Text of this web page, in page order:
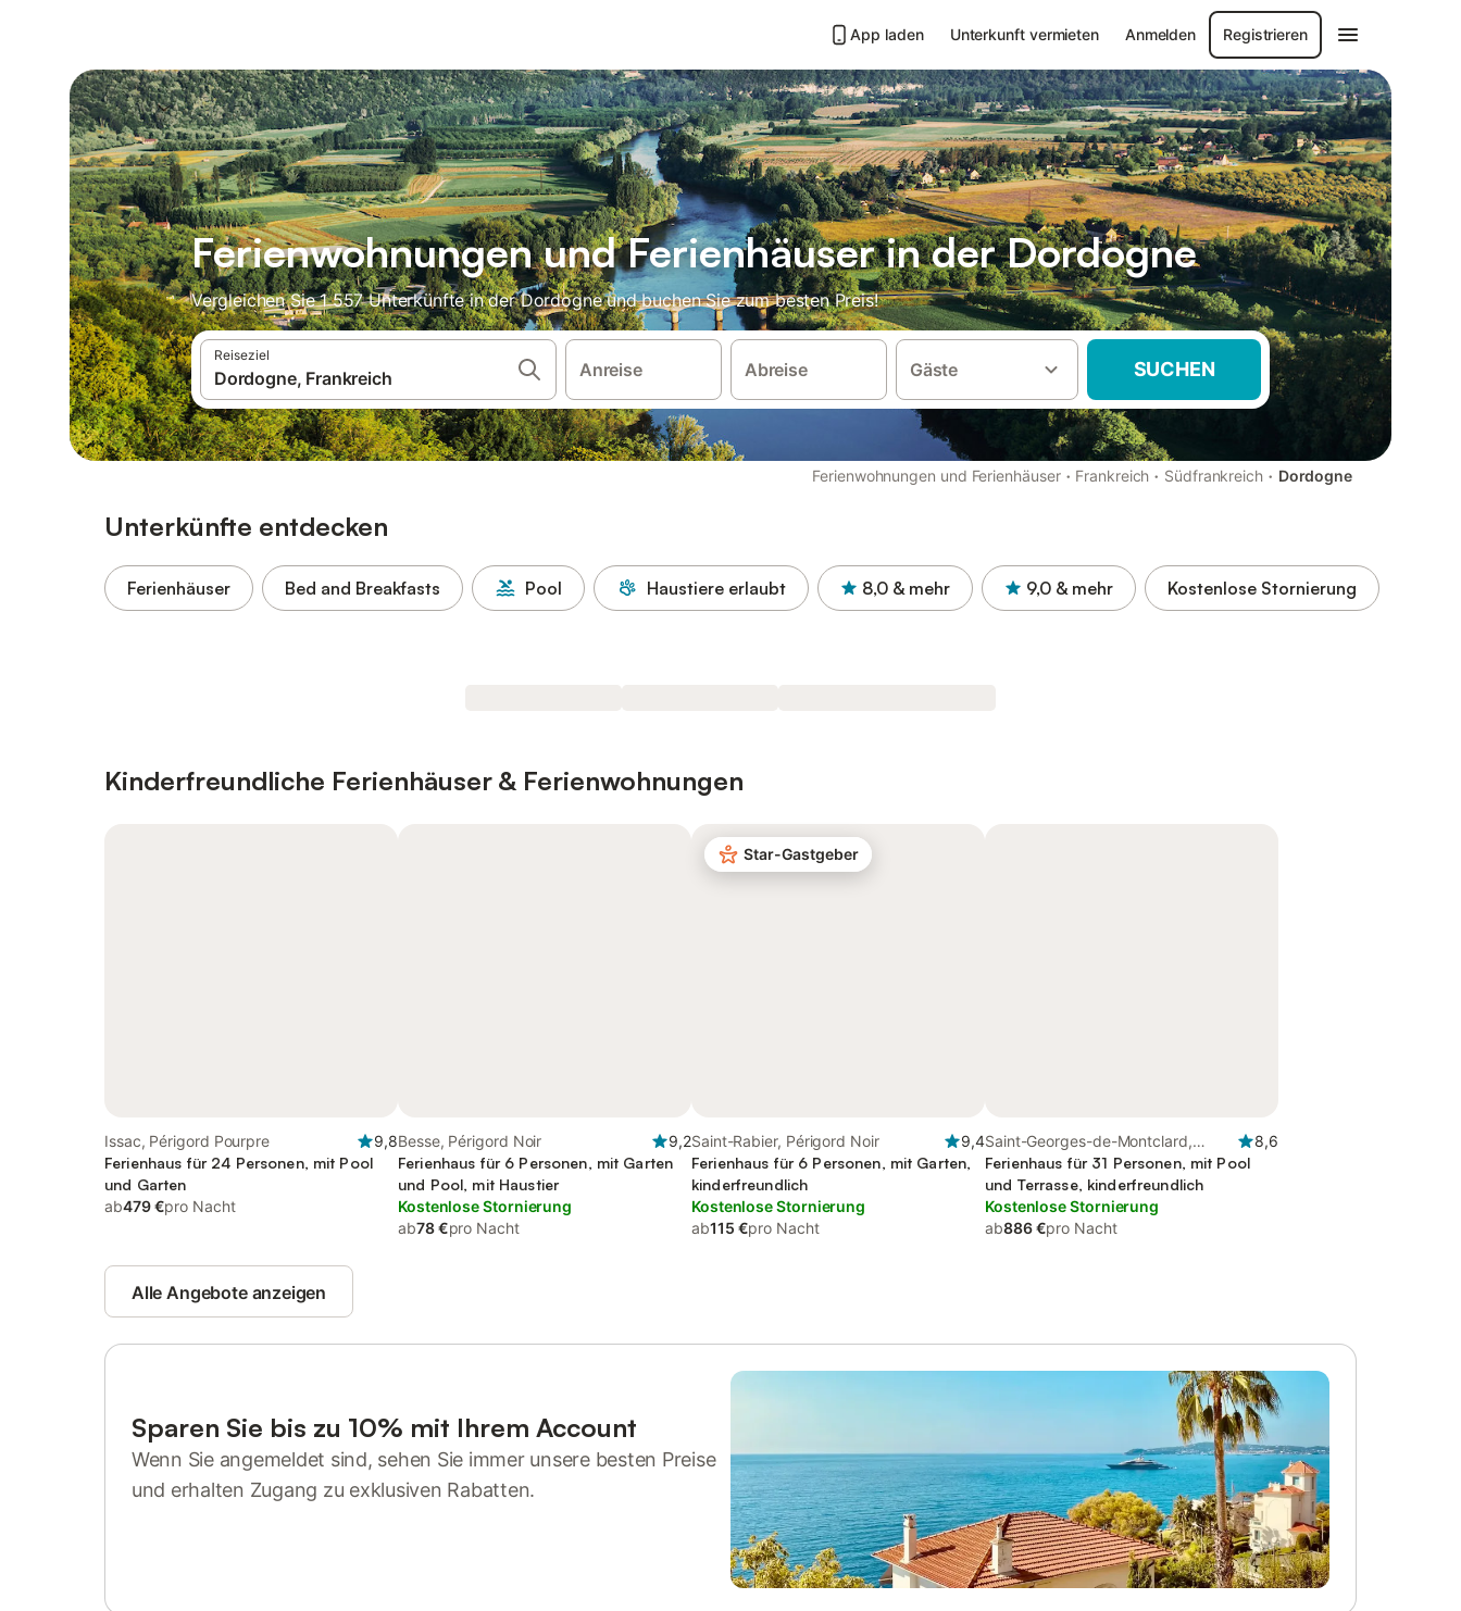
App laden Unterkunft vermieten Anmelden Registrieren
Ferienwohnungen und Ferienhäuser in der Dordogne
Vergleichen Sie 1 557 Unterkünfte in der Dordogne und buchen Sie zum besten Preis!
Reiseziel
Anreise Abreise Gäste SUCHEN
Ferienwohnungen und Ferienhäuser · Frankreich · Südfrankreich · Dordogne
Unterkünfte entdecken
Ferienhäuser Bed and Breakfasts Pool Haustiere erlaubt 8,0 & mehr 9,0 & mehr Kostenlose Stornierung
Kinderfreundliche Ferienhäuser & Ferienwohnungen
Issac, Périgord Pourpre
9,8
Ferienhaus für 24 Personen, mit Pool
und Garten
ab479 €pro Nacht
Besse, Périgord Noir
9,2
Ferienhaus für 6 Personen, mit Garten
und Pool, mit Haustier
Kostenlose Stornierung
ab78 €pro Nacht
Star-Gastgeber
Saint-Rabier, Périgord Noir
9,4
Ferienhaus für 6 Personen, mit Garten,
kinderfreundlich
Kostenlose Stornierung
ab115 €pro Nacht
Saint-Georges-de-Montclard,
Périgord Pourpre
8,6
Ferienhaus für 31 Personen, mit Pool
und Terrasse, kinderfreundlich
Kostenlose Stornierung
ab886 €pro Nacht
Alle Angebote anzeigen
Sparen Sie bis zu 10% mit Ihrem Account
Wenn Sie angemeldet sind, sehen Sie immer unsere besten Preise
und erhalten Zugang zu exklusiven Rabatten.